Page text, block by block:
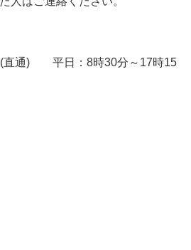
通) 平日：8時30分～17時15